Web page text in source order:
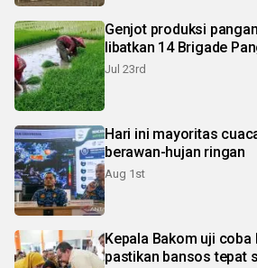
Genjot produksi
libatkan 14 Brigade
Jul 23rd
Hari ini mayoritas
berawan-hujan ringan
Aug 1st
Kepala Bakom uji
pastikan bansos tepat